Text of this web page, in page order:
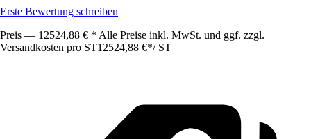
Erste Bewertung schreiben
Preis — 12524,88 € * Alle Preise inkl. MwSt. und ggf. zzgl.
Versandkosten pro ST12524,88 €*/ ST